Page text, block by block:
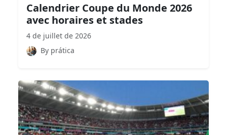
Calendrier Coupe du Monde 2026
avec horaires et stades
4 de juillet de 2026
By prática